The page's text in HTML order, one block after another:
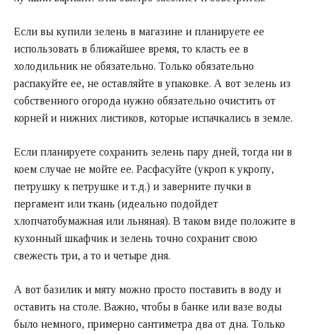
Если вы купили зелень в магазине и планируете ее
использовать в ближайшее время, то класть ее в
холодильник не обязательно. Только обязательно
распакуйте ее, не оставляйте в упаковке. А вот зелень из
собственного огорода нужно обязательно очистить от
корней и нижних листиков, которые испачкались в земле.
Если планируете сохранить зелень пару дней, тогда ни в
коем случае не мойте ее. Расфасуйте (укроп к укропу,
петрушку к петрушке и т.д.) и заверните пучки в
пергамент или ткань (идеально подойдет
хлопчатобумажная или льняная). В таком виде положите в
кухонный шкафчик и зелень точно сохранит свою
свежесть три, а то и четыре дня.
А вот базилик и мяту можно просто поставить в воду и
оставить на столе. Важно, чтобы в банке или вазе воды
было немного, примерно сантиметра два от дна. Только